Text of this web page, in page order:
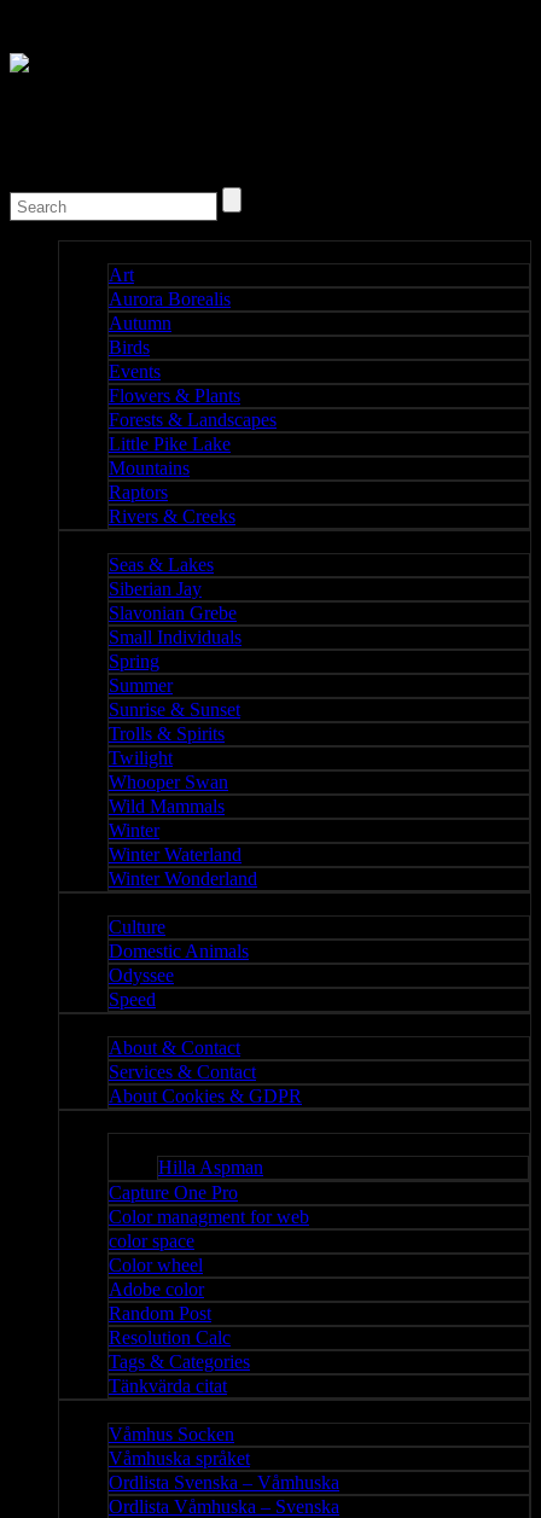
Art
Aurora Borealis
Autumn
Birds
Events
Flowers & Plants
Forests & Landscapes
Little Pike Lake
Mountains
Raptors
Rivers & Creeks
Seas & Lakes
Siberian Jay
Slavonian Grebe
Small Individuals
Spring
Summer
Sunrise & Sunset
Trolls & Spirits
Twilight
Whooper Swan
Wild Mammals
Winter
Winter Waterland
Winter Wonderland
Culture
Domestic Animals
Odyssee
Speed
About & Contact
Services & Contact
About Cookies & GDPR
Hilla Aspman
Capture One Pro
Color managment for web
color space
Color wheel
Adobe color
Random Post
Resolution Calc
Tags & Categories
Tänkvärda citat
Våmhus Socken
Våmhuska språket
Ordlista Svenska – Våmhuska
Ordlista Våmhuska – Svenska